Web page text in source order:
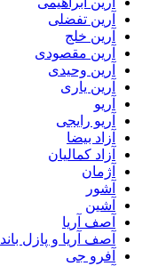
آرین تفضلی
آرین خلج
آرین مقصودی
آرین وحیدی
آرین یاری
آریو
آریو رایجی
آزاد بیضا
آزاد کمالیان
آژمان
آشور
آشین
آصف آریا
آصف آریا و پازل باند
آفرو جی